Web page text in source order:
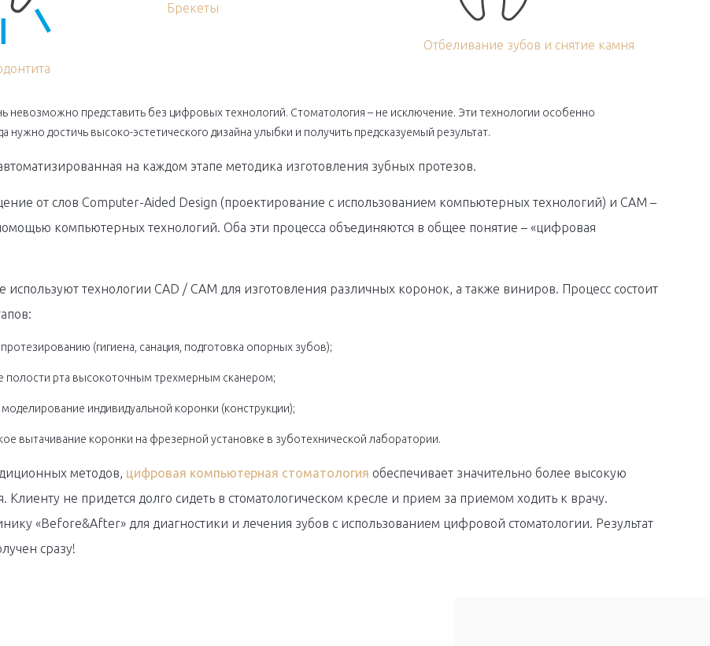
Брекеты
Отбеливание зубов и снятие камня
невозможно представить без цифровых технологий. Стоматология – не исключение. Эти технологии особенно
нужно достичь высоко-эстетического дизайна улыбки и получить предсказуемый результат.
на каждом этапе методика изготовления зубных протезов.
от слов Computer-Aided Design (проектирование с использованием компьютерных технологий) и CAM –
компьютерных технологий. Оба эти процесса объединяются в общее понятие – «цифровая
технологии CAD / CAM для изготовления различных коронок, а также виниров. Процесс состоит
(гигиена, санация, подготовка опорных зубов);
полости рта высокоточным трехмерным сканером;
индивидуальной коронки (конструкции);
вытачивание коронки на фрезерной установке в зуботехнической лаборатории.
методов, цифровая компьютерная стоматология обеспечивает значительно более высокую
Клиенту не придется долго сидеть в стоматологическом кресле и прием за приемом ходить к врачу.
«Before&After» для диагностики и лечения зубов с использованием цифровой стоматологии. Результат
сразу!